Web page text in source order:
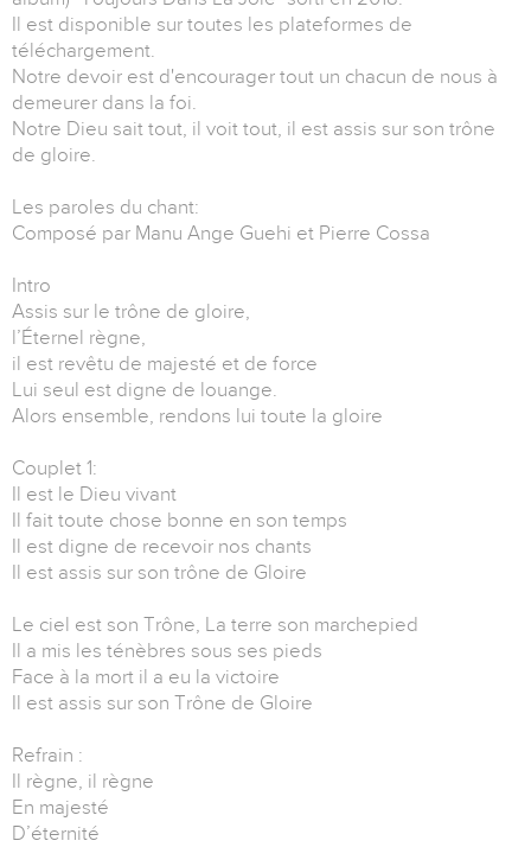
Il est disponible sur toutes les plateformes de
téléchargement.
Notre devoir est d'encourager tout un chacun de nous à
demeurer dans la foi.
Notre Dieu sait tout, il voit tout, il est assis sur son trône
de gloire.
Les paroles du chant:
Composé par Manu Ange Guehi et Pierre Cossa
Intro
Assis sur le trône de gloire,
l’Éternel règne,
il est revêtu de majesté et de force
Lui seul est digne de louange.
Alors ensemble, rendons lui toute la gloire
Couplet 1:
Il est le Dieu vivant
Il fait toute chose bonne en son temps
Il est digne de recevoir nos chants
Il est assis sur son trône de Gloire
Le ciel est son Trône, La terre son marchepied
Il a mis les ténèbres sous ses pieds
Face à la mort il a eu la victoire
Il est assis sur son Trône de Gloire
Refrain :
Il règne, il règne
En majesté
D’éternité